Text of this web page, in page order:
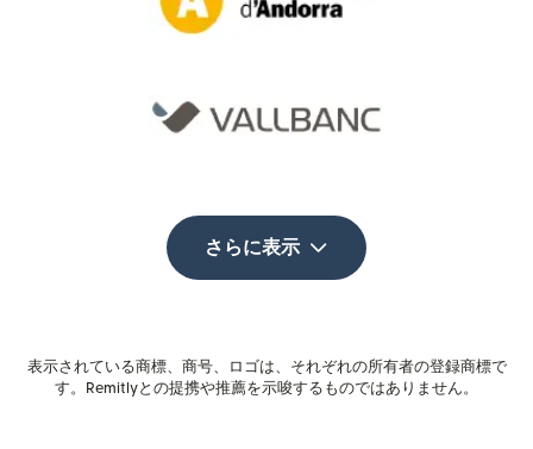
さらに表示
表示されている商標、商号、ロゴは、それぞれの所有者の登録商標で
す。Remitlyとの提携や推薦を示唆するものではありません。